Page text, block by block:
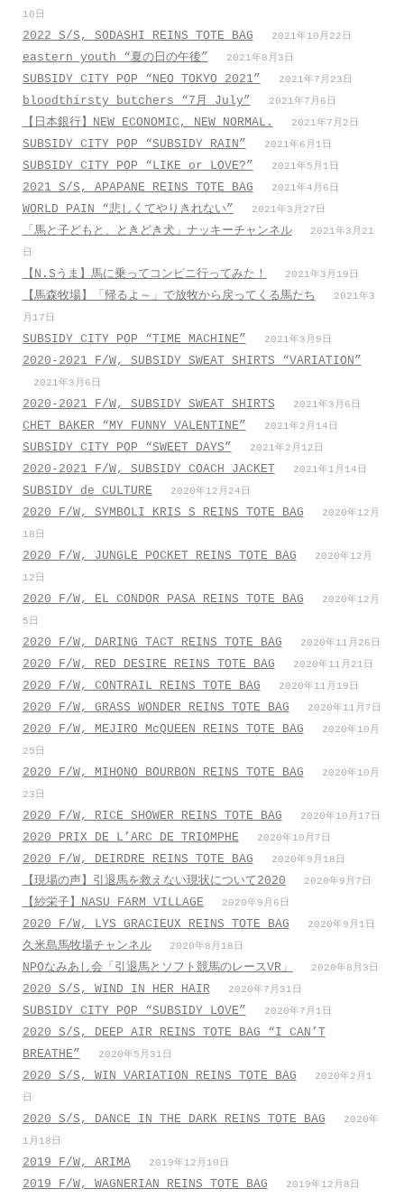
10日
2022 S/S, SODASHI REINS TOTE BAG 2021年10月22日
eastern youth “夏の日の午後” 2021年8月3日
SUBSIDY CITY POP “NEO TOKYO 2021” 2021年7月23日
bloodthirsty butchers “7月_July” 2021年7月6日
【日本銀行】NEW ECONOMIC, NEW NORMAL. 2021年7月2日
SUBSIDY CITY POP “SUBSIDY RAIN” 2021年6月1日
SUBSIDY CITY POP “LIKE or LOVE?” 2021年5月1日
2021 S/S, APAPANE REINS TOTE BAG 2021年4月6日
WORLD PAIN “悲しくてやりきれない” 2021年3月27日
「馬と子どもと、ときどき犬」ナッキーチャンネル
2021年3月21
日
【N.Sうま】馬に乗ってコンビニ行ってみた！ 2021年3月19日
【馬森牧場】「帰るよ～」で放牧から戻ってくる馬たち
2021年3
月17日
SUBSIDY CITY POP “TIME MACHINE” 2021年3月9日
2020-2021 F/W, SUBSIDY SWEAT SHIRTS “VARIATION”
2021年3月6日
2020-2021 F/W, SUBSIDY SWEAT SHIRTS 2021年3月6日
CHET BAKER “MY FUNNY VALENTINE” 2021年2月14日
SUBSIDY CITY POP “SWEET DAYS” 2021年2月12日
2020-2021 F/W, SUBSIDY COACH JACKET 2021年1月14日
SUBSIDY de CULTURE 2020年12月24日
2020 F/W, SYMBOLI KRIS S REINS TOTE BAG
2020年12月
18日
2020 F/W, JUNGLE POCKET REINS TOTE BAG
2020年12月
12日
2020 F/W, EL CONDOR PASA REINS TOTE BAG
2020年12月
5日
2020 F/W, DARING TACT REINS TOTE BAG 2020年11月26日
2020 F/W, RED DESIRE REINS TOTE BAG 2020年11月21日
2020 F/W, CONTRAIL REINS TOTE BAG 2020年11月19日
2020 F/W, GRASS WONDER REINS TOTE BAG 2020年11月7日
2020 F/W, MEJIRO McQUEEN REINS TOTE BAG
2020年10月
25日
2020 F/W, MIHONO BOURBON REINS TOTE BAG
2020年10月
23日
2020 F/W, RICE SHOWER REINS TOTE BAG 2020年10月17日
2020 PRIX DE L’ARC DE TRIOMPHE 2020年10月7日
2020 F/W, DEIRDRE REINS TOTE BAG 2020年9月18日
【現場の声】引退馬を救えない現状について2020 2020年9月7日
【紗栄子】NASU FARM VILLAGE 2020年9月6日
2020 F/W, LYS GRACIEUX REINS TOTE BAG 2020年9月1日
久米島馬牧場チャンネル 2020年8月18日
NPOなみあし会「引退馬とソフト競馬のレースVR」 2020年8月3日
2020 S/S, WIND IN HER HAIR 2020年7月31日
SUBSIDY CITY POP “SUBSIDY LOVE” 2020年7月1日
2020 S/S, DEEP AIR REINS TOTE BAG “I CAN’T
BREATHE”
2020年5月31日
2020 S/S, WIN VARIATION REINS TOTE BAG
2020年2月1
日
2020 S/S, DANCE IN THE DARK REINS TOTE BAG
2020年
1月18日
2019 F/W, ARIMA 2019年12月10日
2019 F/W, WAGNERIAN REINS TOTE BAG 2019年12月8日